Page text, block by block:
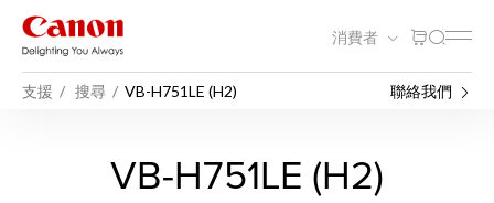
消費者
支援 搜尋 VB-H751LE (H2) 聯絡我們
VB-H751LE (H2)